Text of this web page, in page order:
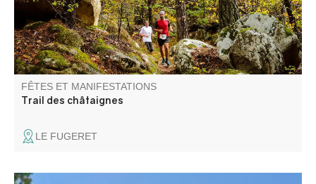
FÊTES ET MANIFESTATIONS
Trail des châtaignes
LE FUGERET